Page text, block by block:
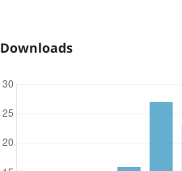
Downloads